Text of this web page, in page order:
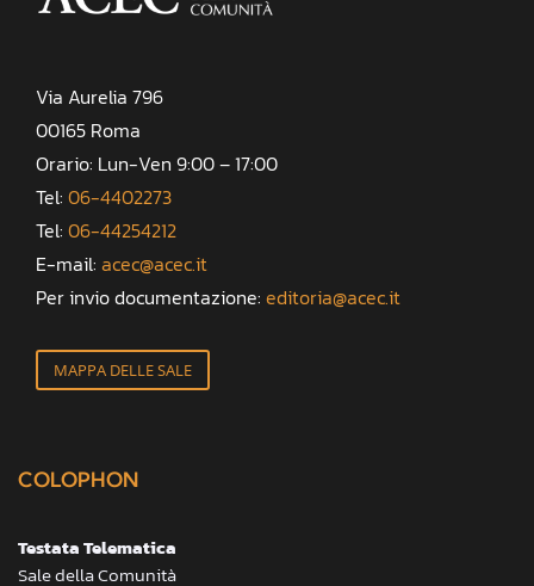
Via Aurelia 796
00165 Roma
Orario: Lun-Ven 9:00 – 17:00
Tel: 06-4402273
Tel: 06-44254212
E-mail: acec@acec.it
Per invio documentazione: editoria@acec.it
MAPPA DELLE SALE
COLOPHON
Testata Telematica
Sale della Comunità